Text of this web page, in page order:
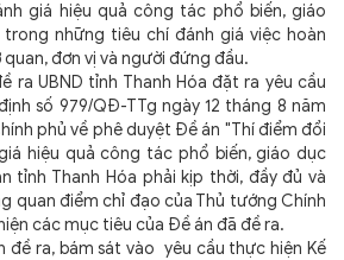
giá hiệu quả công tác phổ biến, giáo
những tiêu chí đánh giá việc hoàn
đơn vị và người đứng đầu.
ra UBND tỉnh Thanh Hóa đặt ra yêu cầu
số 979/QĐ-TTg ngày 12 tháng 8 năm
phủ về phê duyệt Đề án "Thí điểm đổi
hiệu quả công tác phổ biến, giáo dục
tỉnh Thanh Hóa phải kịp thời, đầy đủ và
quan điểm chỉ đạo của Thủ tướng Chính
các mục tiêu của Đề án đã đề ra.
đề ra, bám sát vào yêu cầu thực hiện Kế